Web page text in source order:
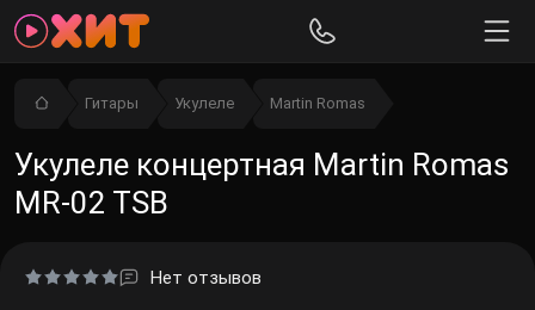
Гитары Укулеле Martin Romas
Укулеле концертная Martin Romas
MR-02 TSB
Нет отзывов